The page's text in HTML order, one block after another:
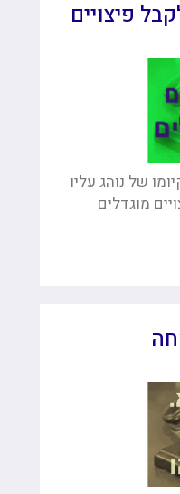
פיצויים
של נוהג עליו
מוגדלים